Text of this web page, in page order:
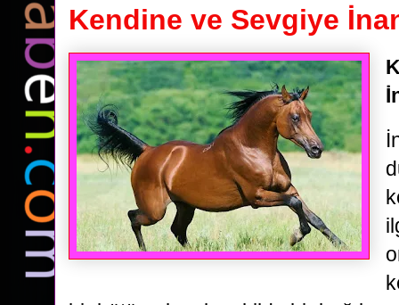
Kendine ve Sevgiye